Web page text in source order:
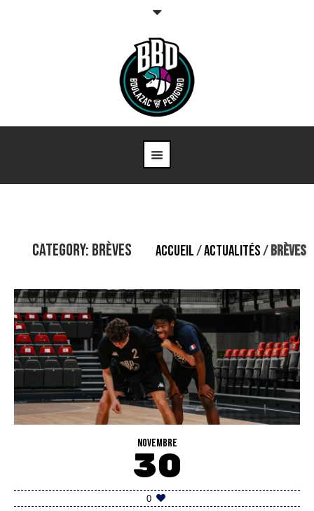
Category: Brèves ACCUEIL/ACTUALITÉS/ BRÈVES
NOVEMBRE
30
0